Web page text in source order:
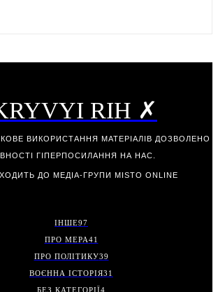
RIH ✗
ВИКОРИСТАННЯ МАТЕРІАЛІВ ДОЗВОЛЕНО
ГІПЕРПОСИЛАННЯ НА НАС.
ДО МЕДІА-ГРУПИ MISTO ONLINE
ІНШЕ97
ПРО МЕРА41
ПРО ПОЛІТИКУ39
ВОЄННА ІСТОРІЯ31
БЕЗ КАТЕГОРІЇ4